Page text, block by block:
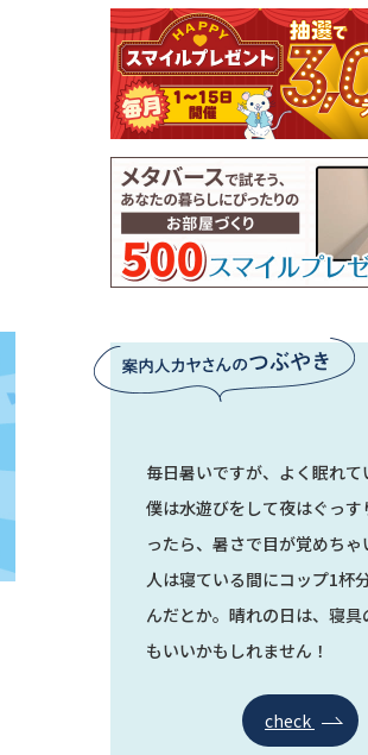
毎日暑いですが、よく眠れて
僕は水遊びをして夜はぐっ
ったら、暑さで目が覚めちゃ
人は寝ている間にコップ1杯
んだとか。晴れの日は、寝
もいいかもしれません！
check